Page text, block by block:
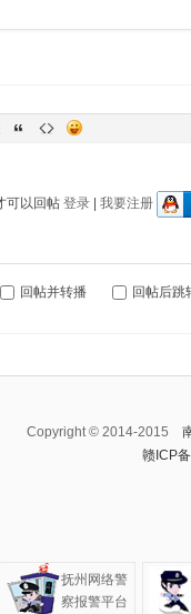
可以回帖 登录| 我要注册
回帖并转播 回帖后跳
Copyright © 2014-2015
赣ICP
抚州网络警
察报警平台